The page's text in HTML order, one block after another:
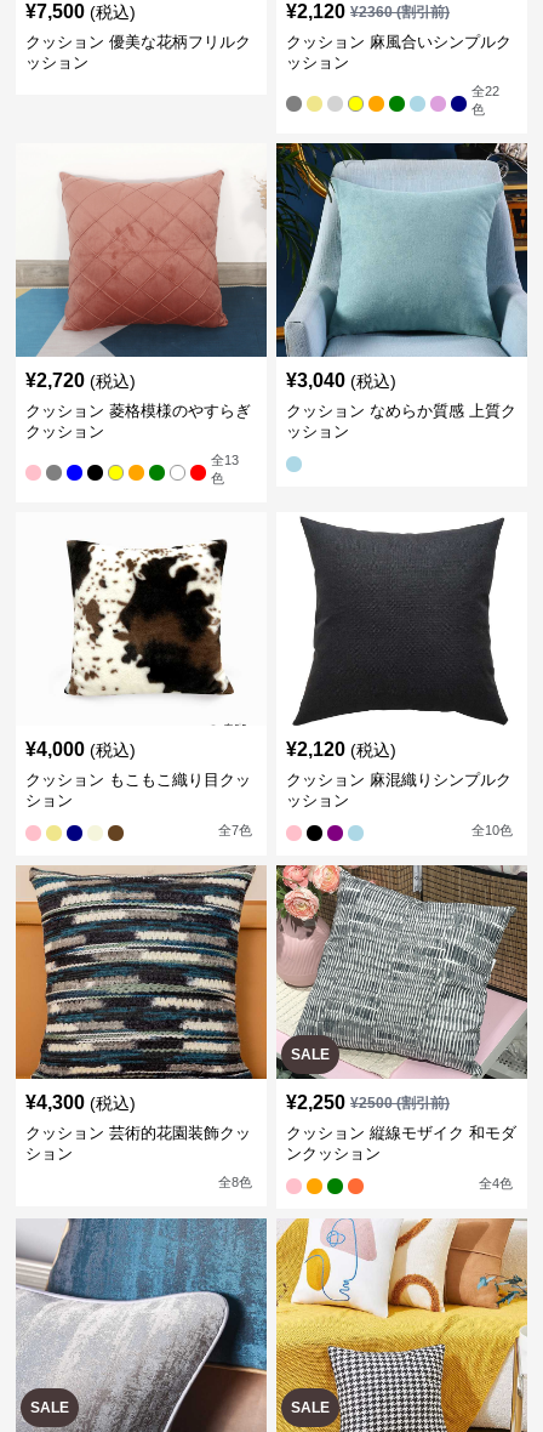
¥7,500 (税込)
クッション 優美な花柄フリルク
ッション
¥2,120 ¥2360(割引前)
クッション 麻風合いシンプルク
ッション
全22
色
¥2,720 (税込)
クッション 菱格模様のやすらぎ
クッション
全13
色
¥3,040 (税込)
クッション なめらか質感 上質ク
ッション
¥4,000 (税込)
クッション もこもこ織り目クッ
ション
全7色
¥2,120 (税込)
クッション 麻混織りシンプルク
ッション
全10色
¥4,300 (税込)
クッション 芸術的花園装飾クッ
ション
全8色
SALE
¥2,250 ¥2500(割引前)
クッション 縦線モザイク 和モダ
ンクッション
全4色
SALE SALE